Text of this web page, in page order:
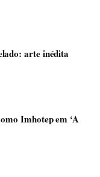
arte inédita
Imhotep em ‘A